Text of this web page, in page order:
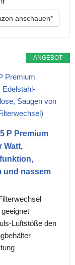
anschauen*
ANGEBOT
P Premium
Watt,
und nassem
Luftstöße den